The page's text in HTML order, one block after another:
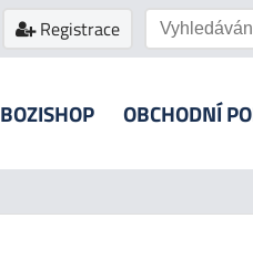
Registrace
BOZISHOP OBCHODNÍ